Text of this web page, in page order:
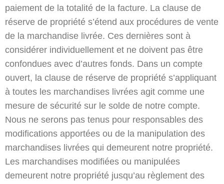
paiement de la totalité de la facture. La clause de
réserve de propriété s’étend aux procédures de vente
de la marchandise livrée. Ces dernières sont à
considérer individuellement et ne doivent pas être
confondues avec d’autres fonds. Dans un compte
ouvert, la clause de réserve de propriété s’appliquant
à toutes les marchandises livrées agit comme une
mesure de sécurité sur le solde de notre compte.
Nous ne serons pas tenus pour responsables des
modifications apportées ou de la manipulation des
marchandises livrées qui demeurent notre propriété.
Les marchandises modifiées ou manipulées
demeurent notre propriété jusqu’au règlement des